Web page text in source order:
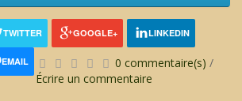
TWITTER GOOGLE+ LINKEDIN
EMAIL 0 commentaire(s) /
Écrire un commentaire